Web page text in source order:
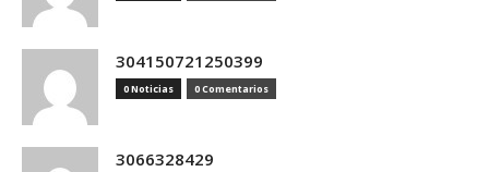
304150721250399
0 Noticias 0 Comentarios
3066328429